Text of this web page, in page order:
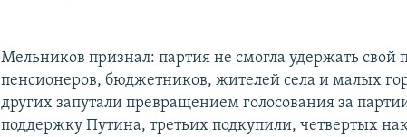
Мельников признал: партия не смогла удержать свой
пенсионеров, бюджетников, жителей села и малых
других запутали превращением голосования за
поддержку Путина, третьих подкупили, четвертых